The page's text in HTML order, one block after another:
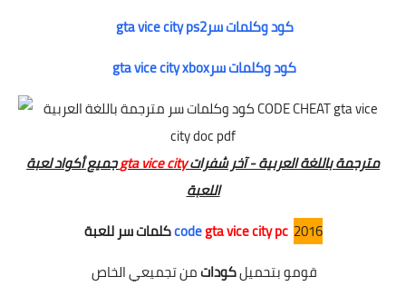
gta vice city ps2كود وكلمات سر
gta vice city xboxكود وكلمات سر
جميع أكواد لعبةgta vice cityمترجمة باللغة العربية - آخر شفرات
اللعبة
كلمات سر للعبةcodegta vice city pc 2016
قومو بتحميلكوداتمن تجميعي الخاص